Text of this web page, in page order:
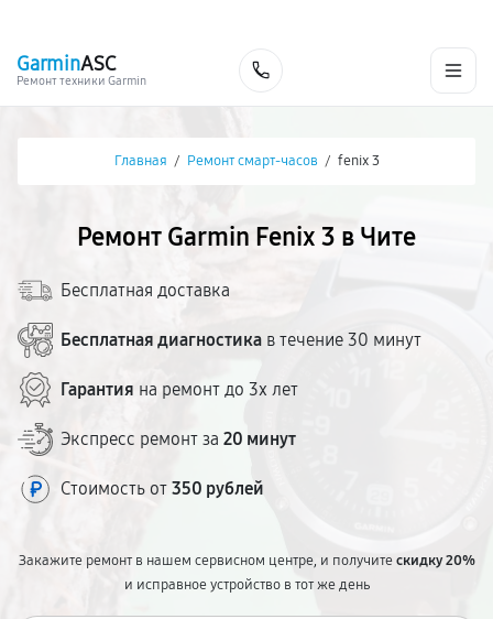
GarminASC
Ремонт техники Garmin
Главная / Ремонт смарт-часов / fenix 3
Ремонт Garmin Fenix 3 в Чите
Бесплатная доставка
Бесплатная диагностика в течение 30 минут
Гарантия на ремонт до 3х лет
Экспресс ремонт за 20 минут
Стоимость от 350 рублей
Закажите ремонт в нашем сервисном центре, и получитескидку 20%
и исправное устройство в тот же день